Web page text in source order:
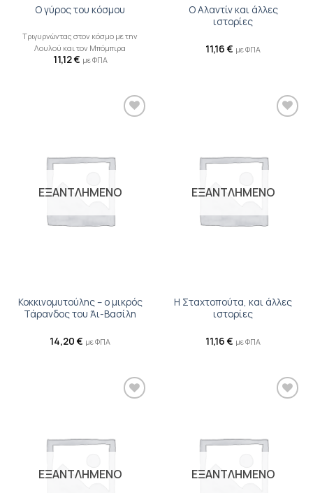
Ο γύρος του κόσμου
Τριγυρνώντας στον κόσμο με την
Λουλού και τον Μπόμπιρα
11,12€ με ΦΠΑ
Ο Αλαντίν και άλλες
ιστορίες
11,16 € με ΦΠΑ
επιθυμιών
ΕΞΑΝΤΛΗΜΕΝΟ
Κοκκινομυτούλης – ο μικρός
Τάρανδος του Άι-Βασίλη
14,20 € με ΦΠΑ
επιθυμιών
ΕΞΑΝΤΛΗΜΕΝΟ
Η Σταχτοπούτα, και άλλες
ιστορίες
11,16 € με ΦΠΑ
επιθυμιών
ΕΞΑΝΤΛΗΜΕΝΟ
επιθυμιών
ΕΞΑΝΤΛΗΜΕΝΟ